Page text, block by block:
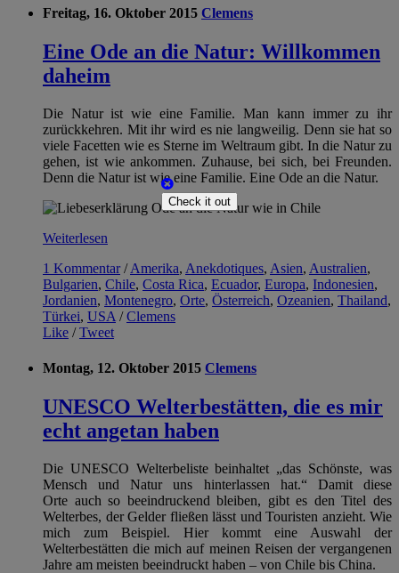
Freitag, 16. Oktober 2015 Clemens
Eine Ode an die Natur: Willkommen
daheim
Die Natur ist wie eine Familie. Man kann immer zu ihr
zurückkehren. Mit ihr wird es nie langweilig. Denn sie hat so
viele Facetten wie es Sterne im Weltraum gibt. In die Natur zu
gehen, ist wie ankommen. Zuhause, bei sich, bei Freunden.
Denn die Natur ist wie eine Familie. Eine Ode an die Natur.
Weiterlesen
1 Kommentar /Amerika, Anekdotiques, Asien, Australien,
Bulgarien, Chile, Costa Rica, Ecuador, Europa, Indonesien,
Jordanien, Montenegro, Orte, Österreich, Ozeanien, Thailand,
Türkei, USA /Clemens
Like /Tweet
Montag, 12. Oktober 2015 Clemens
UNESCO Welterbestätten, die es mir
echt angetan haben
Die UNESCO Welterbeliste beinhaltet „das Schönste, was
Mensch und Natur uns hinterlassen hat.“ Damit diese
Orte auch so beeindruckend bleiben, gibt es den Titel des
Welterbes, der Gelder fließen lässt und Touristen anzieht. Wie
mich zum Beispiel. Hier kommt eine Auswahl der
Welterbestätten die mich auf meinen Reisen der vergangenen
Jahre am meisten beeindruckt haben – von Chile bis China.
Check it out